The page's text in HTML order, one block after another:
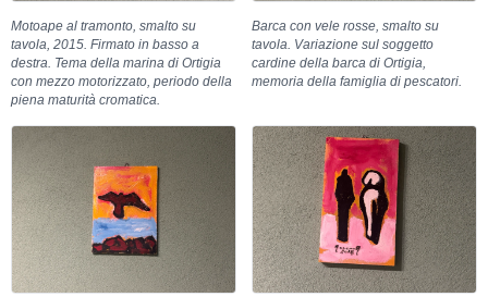
Motoape al tramonto, smalto su
tavola, 2015. Firmato in basso a
destra. Tema della marina di Ortigia
con mezzo motorizzato, periodo della
piena maturità cromatica.
Barca con vele rosse, smalto su
tavola. Variazione sul soggetto
cardine della barca di Ortigia,
memoria della famiglia di pescatori.